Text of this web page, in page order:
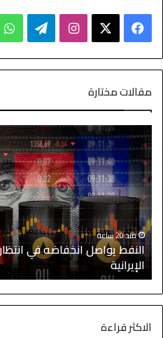
مقالات مختارة
منذ 20 ساعة
النفط يواصل انخفاضه في
الإيرانية
الاكثر قراءة